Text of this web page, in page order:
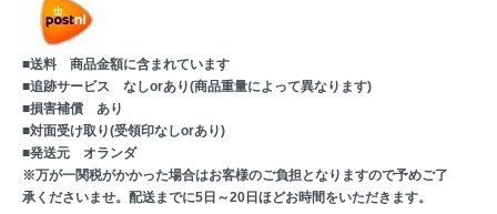
■送料 商品金額に含まれています
■追跡サービス なしorあり(商品重量によって異なります)
■損害補償 あり
■対面受け取り(受領印なしorあり)
■発送元 オランダ
※万が一関税がかかった場合はお客様のご負担となりますので予めご了
承くださいませ。配送までに5日～20日ほどお時間をいただきます。